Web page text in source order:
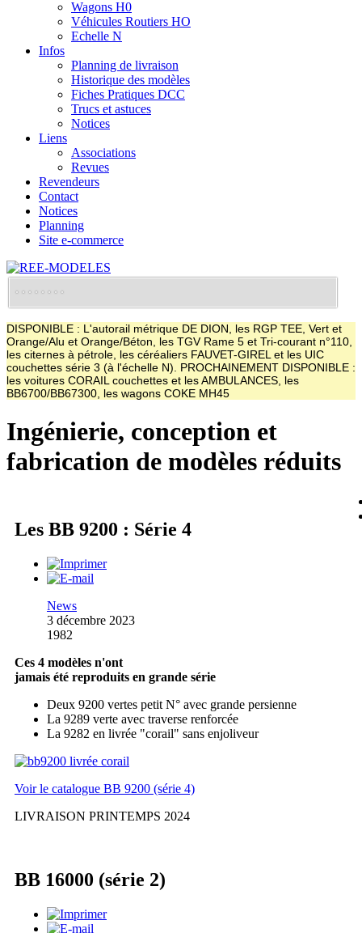
Wagons H0
Véhicules Routiers HO
Echelle N
Infos
Planning de livraison
Historique des modèles
Fiches Pratiques DCC
Trucs et astuces
Notices
Liens
Associations
Revues
Revendeurs
Contact
Notices
Planning
Site e-commerce
DISPONIBLE : L'autorail métrique DE DION, les RGP TEE, Vert et
Orange/Alu et Orange/Béton, les TGV Rame 5 et Tri-courant n°110,
les citernes à pétrole, les céréaliers FAUVET-GIREL et les UIC
couchettes série 3 (à l'échelle N). PROCHAINEMENT DISPONIBLE :
les voitures CORAIL couchettes et les AMBULANCES, les
BB6700/BB67300, les wagons COKE MH45
Ingénierie, conception et
fabrication de modèles réduits
Les BB 9200 : Série 4
News
3 décembre 2023
1982
Ces 4 modèles n'ont
jamais été reproduits en grande série
Deux 9200 vertes petit N° avec grande persienne
La 9289 verte avec traverse renforcée
La 9282 en livrée "corail" sans enjoliveur
Voir le catalogue BB 9200 (série 4)
LIVRAISON PRINTEMPS 2024
BB 16000 (série 2)